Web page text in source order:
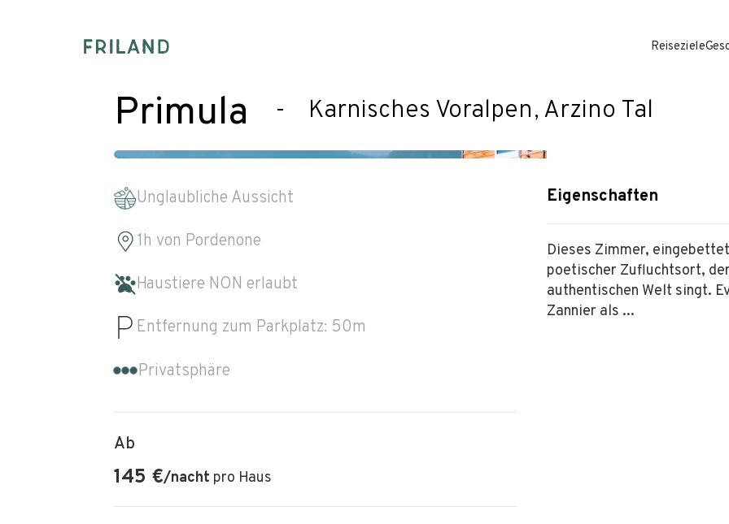
Reiseziele
Primula - Karnisches Voralpen, Arzino Tal
Unglaubliche Aussicht
1h von Pordenone
Haustiere NON erlaubt
Entfernung zum Parkplatz: 50m
Privatsphäre
Ab
145 €/nacht pro Haus
Eigenschaften
Dieses Zimmer,
poetischer Zufluchtsort,
authentischen Welt singt.
Zannier als ...